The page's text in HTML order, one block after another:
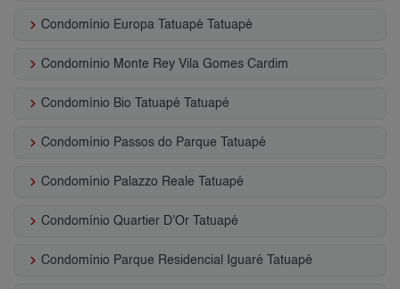
keyboard_arrow_right Condomínio Europa Tatuapé Tatuapé
keyboard_arrow_right Condomínio Monte Rey Vila Gomes Cardim
keyboard_arrow_right Condomínio Bio Tatuapé Tatuapé
keyboard_arrow_right Condomínio Passos do Parque Tatuapé
keyboard_arrow_right Condomínio Palazzo Reale Tatuapé
keyboard_arrow_right Condomínio Quartier D'Or Tatuapé
keyboard_arrow_right Condomínio Parque Residencial Iguaré Tatuapé